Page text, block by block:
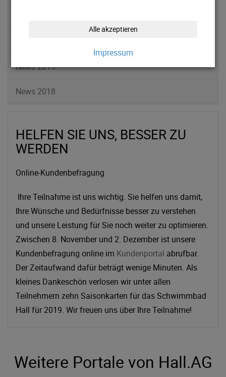
HELFEN SIE UNS, BESSER ZU
WERDEN
Online-Kundenbefragung
Ihre Teilnahme ist uns wichtig. Sie helfen uns damit,
Ihre Wünsche und Bedürfnisse besser zu verstehen
und unsere Leistung für Sie noch weiter zu optimieren.
Zwischen 8. November und 2. Dezember ist unsere
Kundenbefragung online im Kundenportal abrufbar.
Der Zeitaufwand dafür beträgt wenige Minuten. Als
kleines Dankeschön verlosen wir unter allen
Teilnehmern zehn Saisonkarten für das Schwimmbad
Hall für 2019. Wir freuen uns über Ihre Teilnahme!
News 2019
News 2018
Weitere Portale von Hall.AG
Alle akzeptieren
Impressum